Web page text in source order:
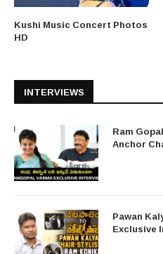
Kushi Music Concert Photos
HD
INTERVIEWS
Ram
Anchor
Pawan
Exclusive